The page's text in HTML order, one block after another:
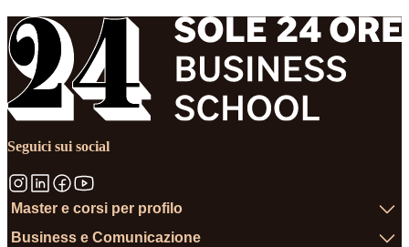
Seguici sui social
Master e corsi per profilo
Business e Comunicazione